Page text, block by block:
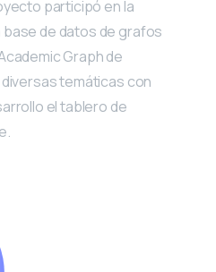
participó en la
de datos de grafos
Graph de
temáticas con
el tablero de